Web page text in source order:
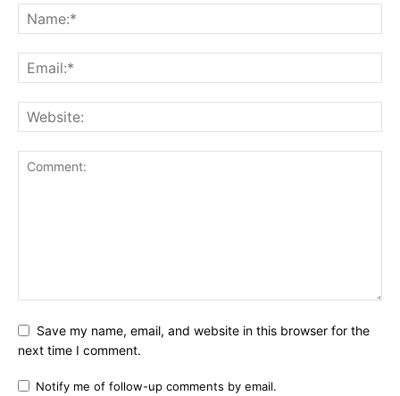
Save my name, email, and website in this browser for the
next time I comment.
Notify me of follow-up comments by email.